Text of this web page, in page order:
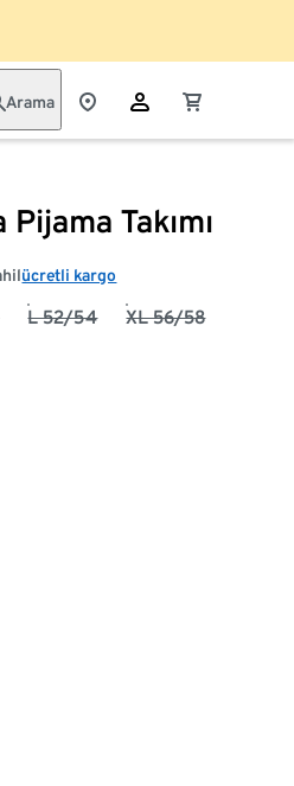
Arama
Takımı
ücretli kargo
L 52/54 XL 56/58